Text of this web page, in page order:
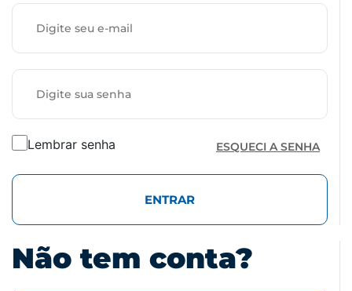
Lembrar senha ESQUECI A SENHA
ENTRAR
Não tem conta?